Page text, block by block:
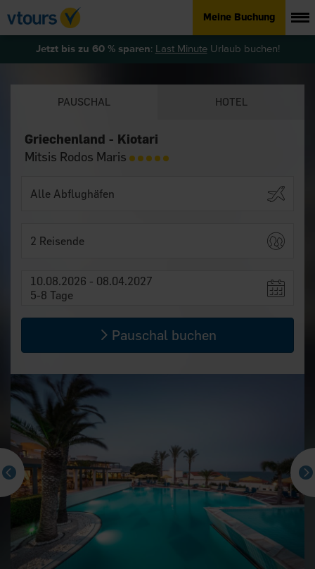
Meine Buchung
Jetzt bis zu 60 % sparen: Last MinuteUrlaub buchen!
PAUSCHAL HOTEL
Griechenland - Kiotari
Mitsis Rodos Maris
2 Reisende
10.08.2026 - 08.04.2027
5-8 Tage
Pauschal buchen